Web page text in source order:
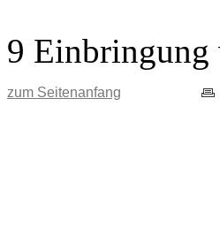
9 Einbringung
zum Seitenanfang